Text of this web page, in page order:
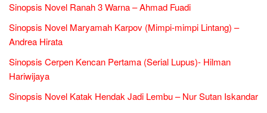
Sinopsis Novel Ranah 3 Warna – Ahmad Fuadi
Sinopsis Novel Maryamah Karpov (Mimpi-mimpi Lintang) –
Andrea Hirata
Sinopsis Cerpen Kencan Pertama (Serial Lupus)- Hilman
Hariwijaya
Sinopsis Novel Katak Hendak Jadi Lembu – Nur Sutan Iskandar